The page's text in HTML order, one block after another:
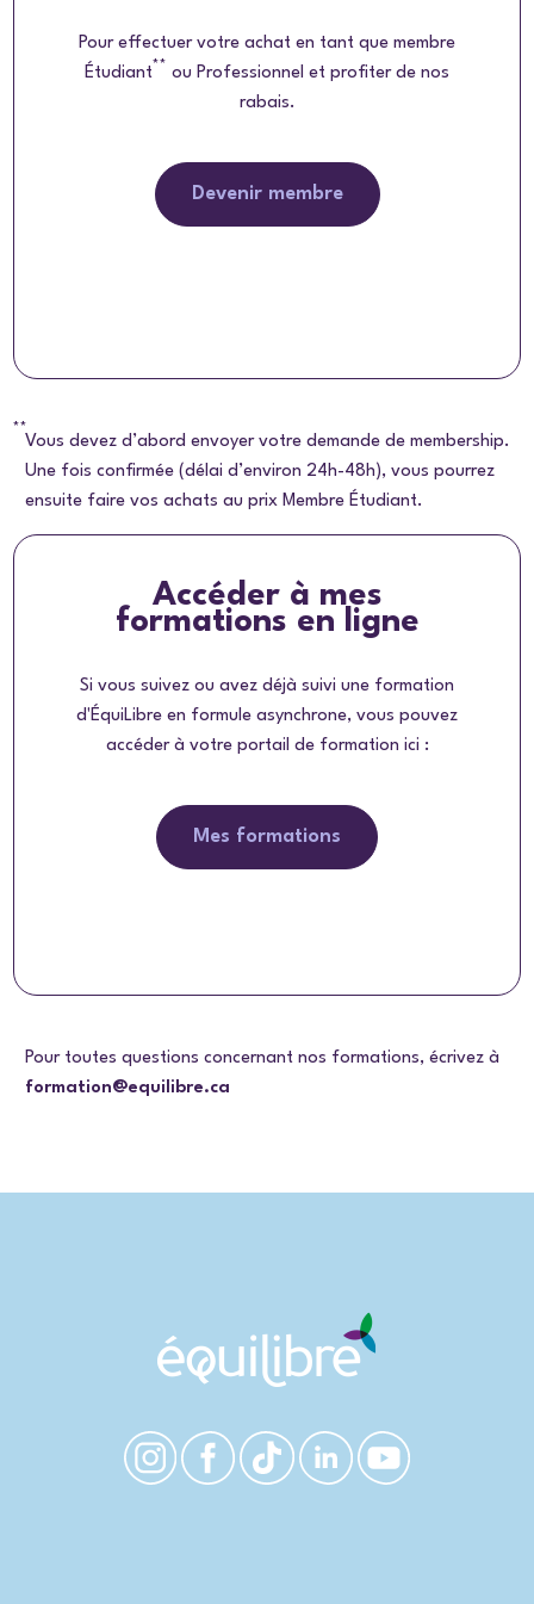
Pour effectuer votre achat en tant que membre
Étudiant** ou Professionnel et profiter de nos
rabais.
Devenir membre
**
Vous devez d’abord envoyer votre demande de membership.
Une fois confirmée (délai d’environ 24h-48h), vous pourrez
ensuite faire vos achats au prix Membre Étudiant.
Accéder à mes
formations en ligne
Si vous suivez ou avez déjà suivi une formation
d'ÉquiLibre en formule asynchrone, vous pouvez
accéder à votre portail de formation ici :
Mes formations
Pour toutes questions concernant nos formations, écrivez à
formation@equilibre.ca